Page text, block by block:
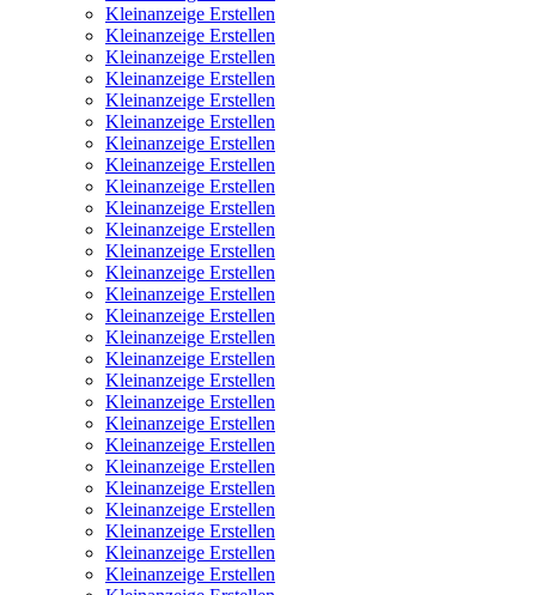
Kleinanzeige Erstellen
Kleinanzeige Erstellen
Kleinanzeige Erstellen
Kleinanzeige Erstellen
Kleinanzeige Erstellen
Kleinanzeige Erstellen
Kleinanzeige Erstellen
Kleinanzeige Erstellen
Kleinanzeige Erstellen
Kleinanzeige Erstellen
Kleinanzeige Erstellen
Kleinanzeige Erstellen
Kleinanzeige Erstellen
Kleinanzeige Erstellen
Kleinanzeige Erstellen
Kleinanzeige Erstellen
Kleinanzeige Erstellen
Kleinanzeige Erstellen
Kleinanzeige Erstellen
Kleinanzeige Erstellen
Kleinanzeige Erstellen
Kleinanzeige Erstellen
Kleinanzeige Erstellen
Kleinanzeige Erstellen
Kleinanzeige Erstellen
Kleinanzeige Erstellen
Kleinanzeige Erstellen